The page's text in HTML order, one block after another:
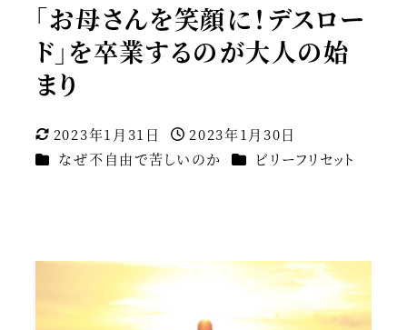
「お母さんを笑顔に！デスロー
ド」を卒業するのが大人の始
まり
更新日
2023年1月31日
投稿日
2023年1月30日
カテゴリー
なぜ不自由で苦しいのか カテゴリー
ビリーフリセット